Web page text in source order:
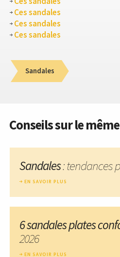
Ces sandales
Ces sandales
Ces sandales
Sandales
Conseils sur le
Sandales: tendances
EN SAVOIR PLUS
6 sandales plates
2026
EN SAVOIR PLUS